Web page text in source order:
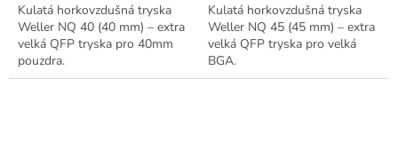
Kulatá horkovzdušná tryska
Weller NQ 40 (40 mm) – extra
velká QFP tryska pro 40mm
pouzdra.
Kulatá horkovzdušná tryska
Weller NQ 45 (45 mm) – extra
velká QFP tryska pro velká
BGA.